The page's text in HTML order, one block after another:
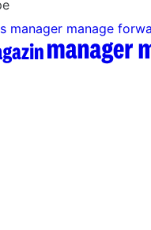
manager manage